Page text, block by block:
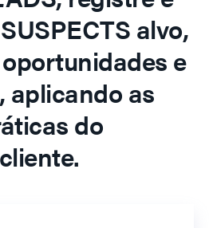
alvo,
e
aplicando as
do